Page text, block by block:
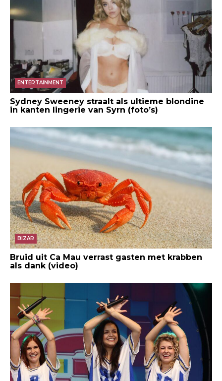
ENTERTAINMENT
Sydney Sweeney straalt als ultieme blondine
in kanten lingerie van Syrn (foto’s)
BIZAR
Bruid uit Ca Mau verrast gasten met krabben
als dank (video)